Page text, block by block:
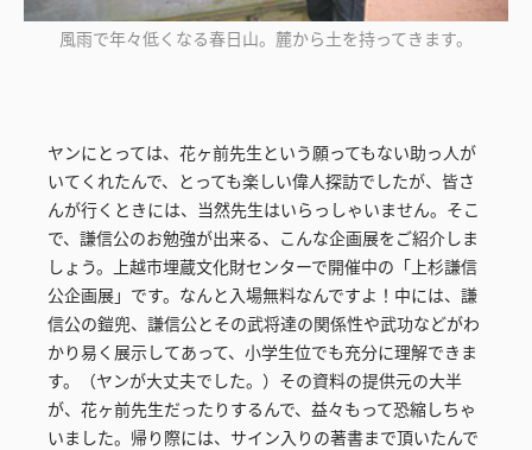
風雨で年々低くなる春日山。麓から土を持ってきます。
ヤンにとっては、花ヶ前先生という願ってもない助っ人が
いてくれたんで、とっても楽しい偉人探訪でしたが、皆さ
んが行くときには、当然先生はいらっしゃいません。そこ
で、謙信公のお勉強が出来る、こんな企画展をご紹介しま
しょう。上越市埋蔵文化財センターで開催中の「上杉謙信
公企画展」です。なんと入場無料なんですよ！中には、謙
信公の鎧兜、謙信公とその武将達の関係性や武功などがわ
かり易く展示してあって、小学生位でも充分に理解できま
す。（ヤンが大丈夫でした。）その資料の提供元の大半
が、花ヶ前先生だったりするんで、益々もって恐縮しちゃ
いました。帰り際には、サイン入りの著書まで頂いたんで